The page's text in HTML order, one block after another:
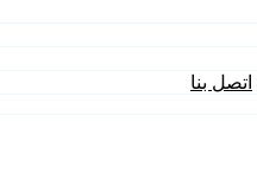
اتصل بنا